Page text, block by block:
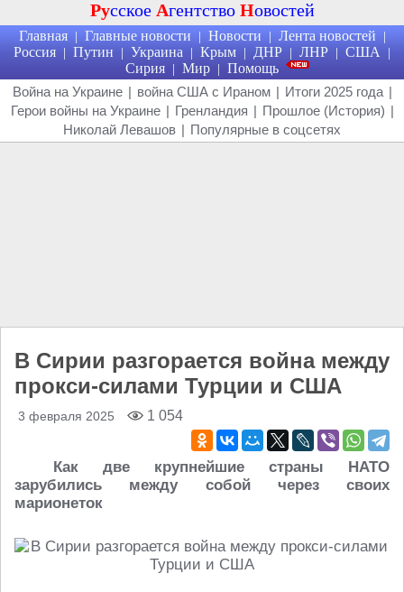
Русское Агентство Новостей
Главная | Главные новости | Новости | Лента новостей |
Россия | Путин | Украина | Крым | ДНР | ЛНР | США |
Сирия | Мир | Помощь
Война на Украине | война США с Ираном | Итоги 2025 года |
Герои войны на Украине | Гренландия | Прошлое (История) |
Николай Левашов | Популярные в соцсетях
В Сирии разгорается война между
прокси-силами Турции и США
3 февраля 2025 1 054
Как две крупнейшие страны НАТО
зарубились между собой через своих
марионеток